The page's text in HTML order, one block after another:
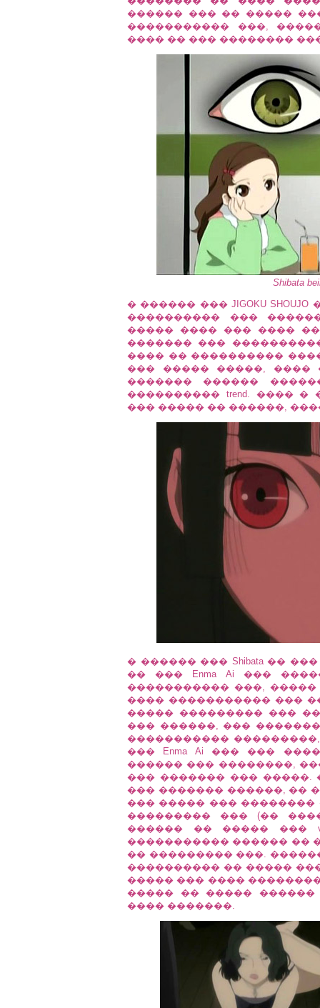
������ ��� �� �����
����������� ���,
���� �� ��� ��������
Shibata
� ������ ��� JIGOKU
���������� ���
����� ���� ��� ����
������� ���
���� �� ����������
��� ����� �����, ����
������� ������
���������� trend. ����
��� ����� �� ������,
� ������ ��� Shibata ��
�� ��� Enma Ai ���
����������� ���,
���� ����������� ���
����� ��������� ���
��� ������, ���
����������� ���������,
��� Enma Ai ��� ���
������ ��� ��������,
��� ������� ��� �����.
��� ������� ������, ��
��� ����� ���
��������� ��� (��
������ �� ����� ���
����������� ������ ��
�� ��������� ���.
���������� �� �����
����� ��� ����
����� �� �����
���� �������.